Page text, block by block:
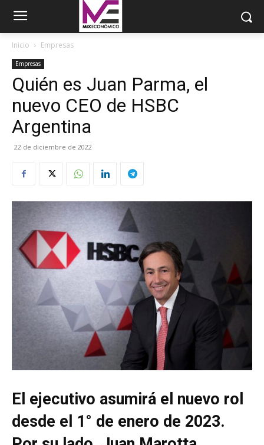
Inicio Empresas
Empresas
Quién es Juan Parma, el
nuevo CEO de HSBC
Argentina
22 de diciembre de 2022
El ejecutivo asumirá el nuevo rol
desde el 1° de enero de 2023.